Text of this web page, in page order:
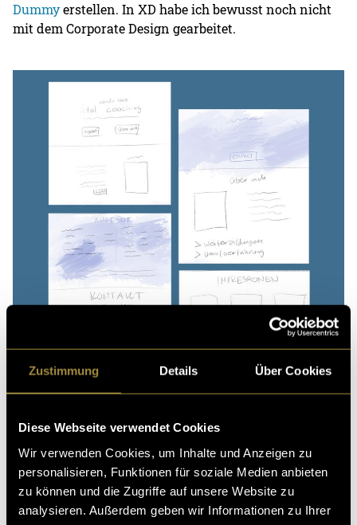
Zustimmung Details Über Cookies
Diese Webseite verwendet Cookies
Wir verwenden Cookies, um Inhalte und Anzeigen zu
personalisieren, Funktionen für soziale Medien anbieten
zu können und die Zugriffe auf unsere Website zu
analysieren. Außerdem geben wir Informationen zu Ihrer
Dummyerstellen. In XD habe ich bewusst noch nicht
mit dem Corporate Design gearbeitet.
Step 4 – Domain und Hosting
Die Domain kaufen und das Hosting einrichten.